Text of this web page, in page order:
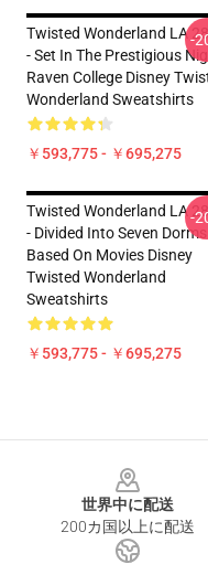
Twisted Wonderland LA
- Set In The Prestigious
Raven College Disney
Wonderland Sweatshirts
￥593,775 - ￥695,275
-
Twisted Wonderland LA
- Divided Into Seven Dorms
Based On Movies Disney
Twisted Wonderland
Sweatshirts
￥593,775 - ￥695,275
-
世界中に配送
200カ国以上に配送